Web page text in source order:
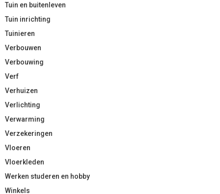
Tuin en buitenleven
Tuin inrichting
Tuinieren
Verbouwen
Verbouwing
Verf
Verhuizen
Verlichting
Verwarming
Verzekeringen
Vloeren
Vloerkleden
Werken studeren en hobby
Winkels